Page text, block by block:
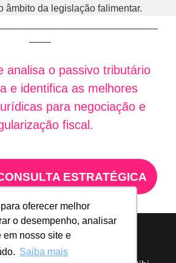
oferecer melhor
o desempenho, analisar
em nosso site e
Saiba mais
âmbito da legislação falimentar.
––––
analisa o passivo tributário
e identifica as melhores
para negociação e
fiscal.
ESTRATÉGICA